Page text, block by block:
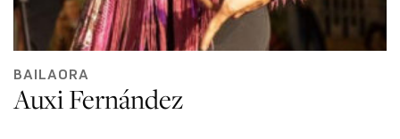
BAILAORA
Auxi Fernández